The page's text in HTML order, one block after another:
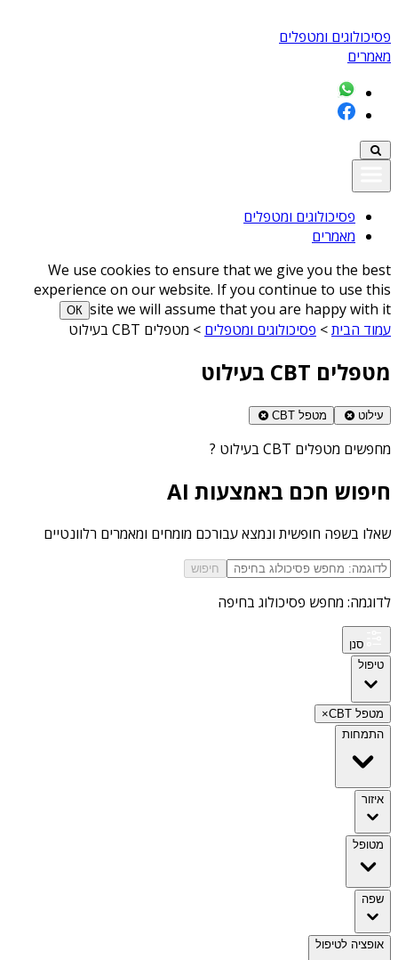
פסיכולוגים ומטפלים
מאמרים
פסיכולוגים ומטפלים
מאמרים
We use cookies to ensure that we give you the best
experience on our website. If you continue to use this
site we will assume that you are happy with it
ОК
עמוד הבית> פסיכולוגים ומטפלים > מטפלים CBT בעילוט
מטפלים CBT בעילוט
עילוט מטפל CBT
מחפשים מטפלים CBT בעילוט ?
חיפוש חכם באמצעות AI
שאלו בשפה חופשית ונמצא עבורכם מומחים ומאמרים רלוונטיים
חיפוש
לדוגמה: מחפש פסיכולוג בחיפה
סנן
טיפול
מטפל CBT
×
התמחות
איזור
מטופל
שפה
אופציה לטיפול